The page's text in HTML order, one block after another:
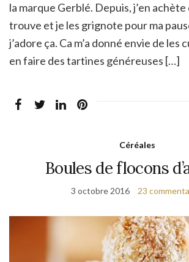
la marque Gerblé. Depuis, j’en achète
trouve et je les grignote pour ma
j’adore ça. Ca m’a donné envie de les
en faire des tartines généreuses […]
Céréales
Boules de flocons
3 octobre 2016 23